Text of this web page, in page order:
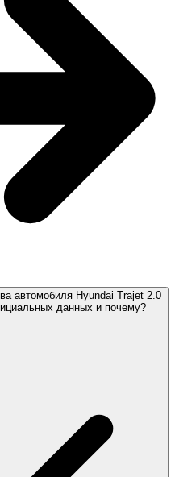
автомобиля Hyundai Trajet 2.0
данных и почему?